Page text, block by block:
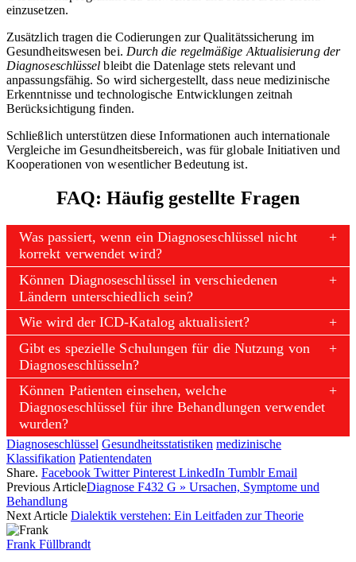
einzusetzen.
Zusätzlich tragen die Codierungen zur Qualitätssicherung im
Gesundheitswesen bei. Durch die regelmäßige Aktualisierung der
Diagnoseschlüssel bleibt die Datenlage stets relevant und
anpassungsfähig. So wird sichergestellt, dass neue medizinische
Erkenntnisse und technologische Entwicklungen zeitnah
Berücksichtigung finden.
Schließlich unterstützen diese Informationen auch internationale
Vergleiche im Gesundheitsbereich, was für globale Initiativen und
Kooperationen von wesentlicher Bedeutung ist.
FAQ: Häufig gestellte Fragen
Was passiert, wenn ein Diagnoseschlüssel nicht
korrekt verwendet wird?
Können Diagnoseschlüssel in verschiedenen
Ländern unterschiedlich sein?
Wie wird der ICD-Katalog aktualisiert?
Gibt es spezielle Schulungen für die Nutzung von
Diagnoseschlüsseln?
Können Patienten einsehen, welche
Diagnoseschlüssel für ihre Behandlungen verwendet
wurden?
Diagnoseschlüssel Gesundheitsstatistiken medizinische
Klassifikation Patientendaten
Share. Facebook Twitter Pinterest LinkedIn Tumblr Email
Previous ArticleDiagnose F432 G » Ursachen, Symptome und
Behandlung
Next Article Dialektik verstehen: Ein Leitfaden zur Theorie
Frank Füllbrandt